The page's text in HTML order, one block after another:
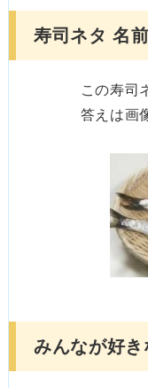
寿司ネタ 名
この寿司
答えは画
みんなが好き